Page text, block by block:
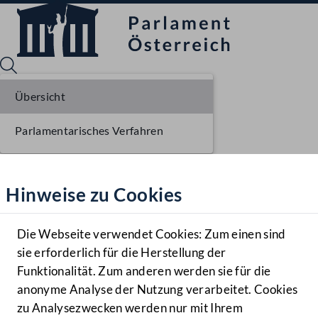
Hilfe
Benutzer
Navigationsmenü öffnen
MENÜ
Hinweise zu Cookies
Die Webseite verwendet Cookies: Zum einen sind
sie erforderlich für die Herstellung der
Funktionalität. Zum anderen werden sie für die
anonyme Analyse der Nutzung verarbeitet. Cookies
zu Analysezwecken werden nur mit Ihrem
Übersicht
Parlamentarisches Verfahren